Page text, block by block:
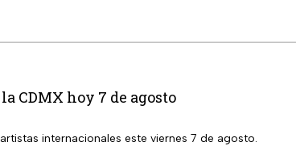
CDMX hoy 7 de agosto
internacionales este viernes 7 de agosto.